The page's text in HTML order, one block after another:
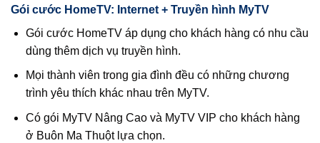
Gói cước HomeTV: Internet + Truyền hình MyTV
Gói cước HomeTV áp dụng cho khách hàng có nhu cầu
dùng thêm dịch vụ truyền hình.
Mọi thành viên trong gia đình đều có những chương
trình yêu thích khác nhau trên MyTV.
Có gói MyTV Nâng Cao và MyTV VIP cho khách hàng
ở Buôn Ma Thuột lựa chọn.